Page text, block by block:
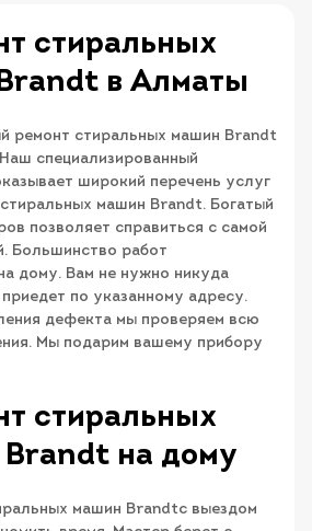
стиральных
в Алматы
ремонт стиральных машин Brandt
специализированный
широкий перечень услуг
машин Brandt. Богатый
позволяет справиться с самой
Большинство работ
дому. Вам не нужно никуда
по указанному адресу.
дефекта мы проверяем всю
Мы подарим вашему прибору
стиральных
на дому
машин Brandtс выездом